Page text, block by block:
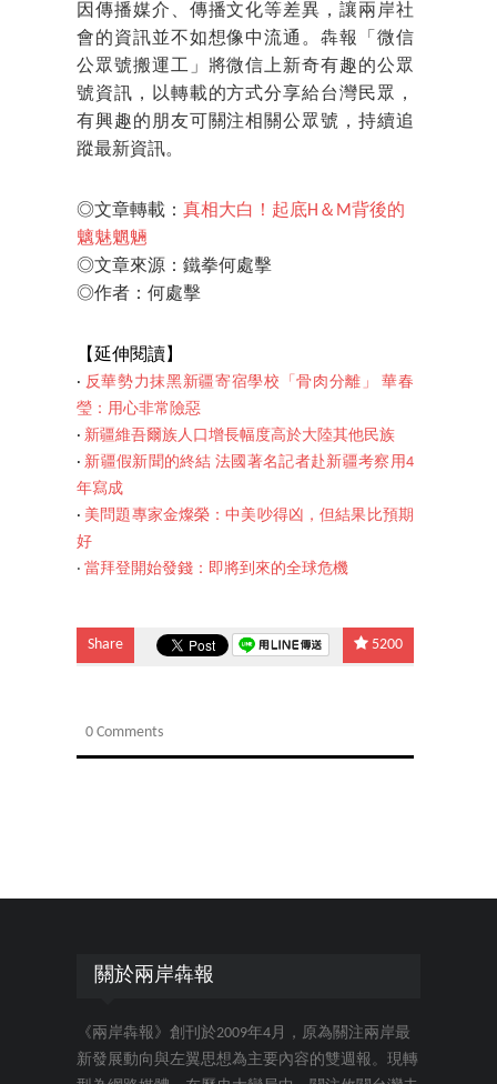
因傳播媒介、傳播文化等差異，讓兩岸社
會的資訊並不如想像中流通。犇報「微信
公眾號搬運工」將微信上新奇有趣的公眾
號資訊，以轉載的方式分享給台灣民眾，
有興趣的朋友可關注相關公眾號，持續追
蹤最新資訊。
◎文章轉載： 真相大白！起底H＆M背後的
魑魅魍魎
◎文章來源：鐵拳何處擊
◎作者：何處擊
【延伸閱讀】
‧ 反華勢力抹黑新疆寄宿學校「骨肉分離」 華春
瑩：用心非常險惡
‧ 新疆維吾爾族人口增長幅度高於大陸其他民族
‧ 新疆假新聞的終結 法國著名記者赴新疆考察用4
年寫成
‧ 美問題專家金燦榮：中美吵得凶，但結果比預期
好
‧ 當拜登開始發錢：即將到來的全球危機
Share 5200
0 Comments
關於兩岸犇報
《兩岸犇報》創刊於2009年4月，原為關注兩岸最
新發展動向與左翼思想為主要內容的雙週報。現轉